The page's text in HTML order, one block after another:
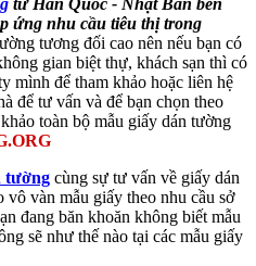
từ Hàn Quốc - Nhật Bản bên
ứng nhu cầu tiêu thị trong
tương đối cao nên nếu bạn có
gian biệt thự, khách sạn thì có
mình để tham khảo hoặc liên hệ
để tư vấn và để bạn chọn theo
toàn bộ mẫu giấy dán tường
tường cùng sự tư vấn về giấy dán
vàn mẫu giấy theo nhu cầu sở
đang băn khoăn không biết mẫu
sẽ như thế nào tại các mẫu giấy